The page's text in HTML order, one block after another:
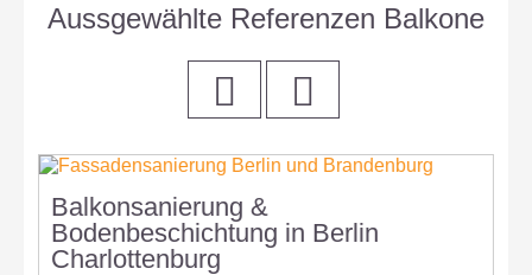
Aussgewählte Referenzen Balkone
Balkonsanierung &
Bodenbeschichtung in Berlin
Charlottenburg